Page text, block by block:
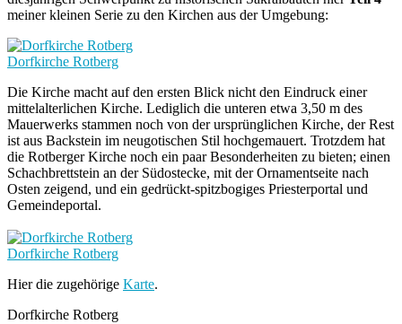
meiner kleinen Serie zu den Kirchen aus der Umgebung:
Dorfkirche Rotberg
Die Kirche macht auf den ersten Blick nicht den Eindruck einer
mittelalterlichen Kirche. Lediglich die unteren etwa 3,50 m des
Mauerwerks stammen noch von der ursprünglichen Kirche, der Rest
ist aus Backstein im neugotischen Stil hochgemauert. Trotzdem hat
die Rotberger Kirche noch ein paar Besonderheiten zu bieten; einen
Schachbrettstein an der Südostecke, mit der Ornamentseite nach
Osten zeigend, und ein gedrückt-spitzbogiges Priesterportal und
Gemeindeportal.
Dorfkirche Rotberg
Hier die zugehörige Karte.
Dorfkirche Rotberg